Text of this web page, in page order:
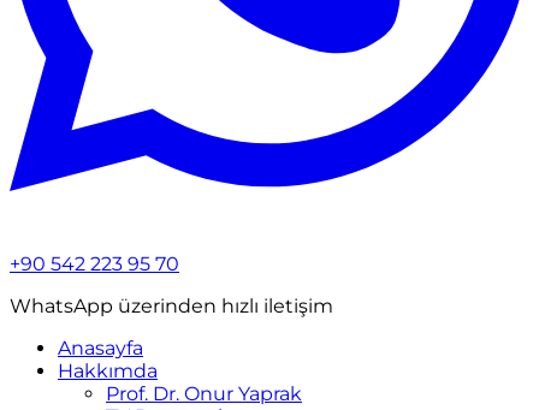
+90 542 223 95 70
WhatsApp üzerinden hızlı iletişim
Anasayfa
Hakkımda
Prof. Dr. Onur Yaprak